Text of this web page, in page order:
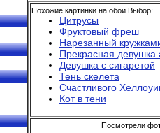
Похожие картинки на обои Выбор:
Цитрусы
Фруктовый фреш
Нарезанный
Прекрасная девушка
Девушка с сигаретой
Тень скелета
Счастливого
Кот в тени
Посмотрели